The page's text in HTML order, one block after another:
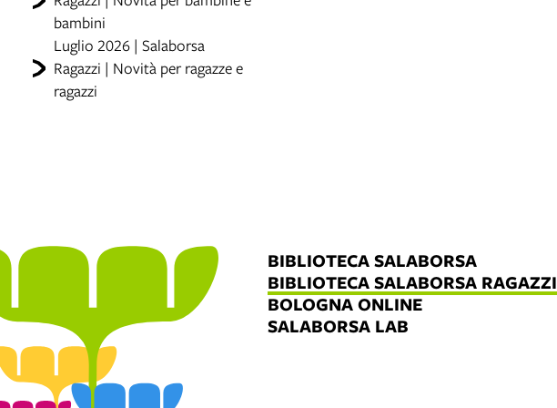
bambini
Luglio 2026 | Salaborsa
Ragazzi | Novità per ragazze e
ragazzi
BIBLIOTECA SALABORSA
BIBLIOTECA SALABORSA RAGAZZI
BOLOGNA ONLINE
SALABORSA LAB